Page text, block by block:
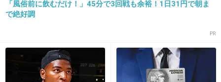
いから
汗が流れる前に蒸発してしまって、それほど暑
+117
「風俗前に飲むだけ！」45分で3回戦も余裕！1日31円で朝ま
で絶好調
PR